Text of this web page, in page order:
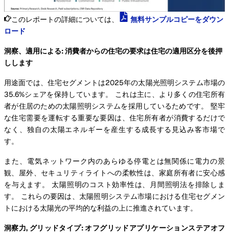
このレポートの詳細については、
無料サンプルコピーをダウン
ロード
洞察、適用による: 消費者からの住宅の要求は住宅の適用区分を後押
しします
用途面では、住宅セグメントは2025年の太陽光照明システム市場の
35.6%シェアを保持しています。 これは主に、より多くの住宅所有
者が住居のための太陽照明システムを採用しているためです。 堅牢
な住宅需要を運転する重要な要因は、住宅所有者が消費するだけで
なく、独自の太陽エネルギーを産生する成長する見込み客市場で
す。
また、電気ネットワーク内のあらゆる停電とは無関係に電力の景
観、屋外、セキュリティライトへの柔軟性は、家庭所有者に安心感
を与えます。 太陽照明のコスト効率性は、月間照明法を排除しま
す。 これらの要因は、太陽照明システム市場における住宅セグメン
トにおける太陽光の平均的な利益の上に推進されています。
洞察力, グリッドタイプ: オフグリッドアプリケーションステアオフ